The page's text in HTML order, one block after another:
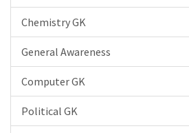
Chemistry GK
General Awareness
Computer GK
Political GK